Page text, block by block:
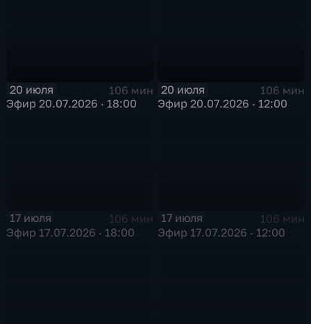
20 июля
106 мин
Эфир 20.07.2026 · 18:00
20 июля
106 мин
Эфир 20.07.2026 · 12:00
17 июля
106 мин
Эфир 17.07.2026 · 18:00
17 июля
106 мин
Эфир 17.07.2026 · 12:00